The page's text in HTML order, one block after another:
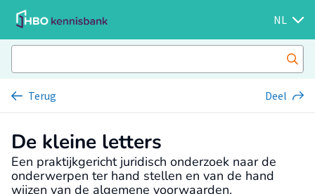
NL
Terug Deel
De kleine letters
Een praktijkgericht juridisch onderzoek naar de
onderwerpen ter hand stellen en van de hand
wijzen van de algemene voorwaarden.